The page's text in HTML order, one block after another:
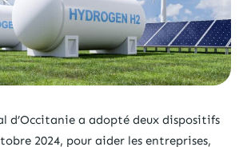
d’Occitanie a adopté deux dispositifs
2024, pour aider les entreprises,